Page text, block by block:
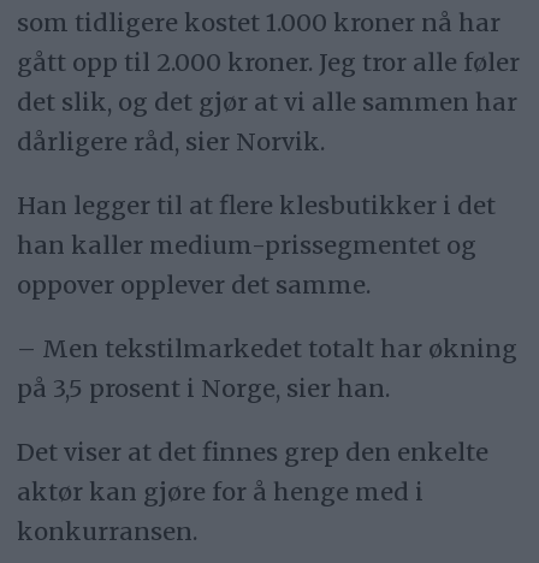
som tidligere kostet 1.000 kroner nå har
gått opp til 2.000 kroner. Jeg tror alle føler
det slik, og det gjør at vi alle sammen har
dårligere råd, sier Norvik.
Han legger til at flere klesbutikker i det
han kaller medium-prissegmentet og
oppover opplever det samme.
– Men tekstilmarkedet totalt har økning
på 3,5 prosent i Norge, sier han.
Det viser at det finnes grep den enkelte
aktør kan gjøre for å henge med i
konkurransen.